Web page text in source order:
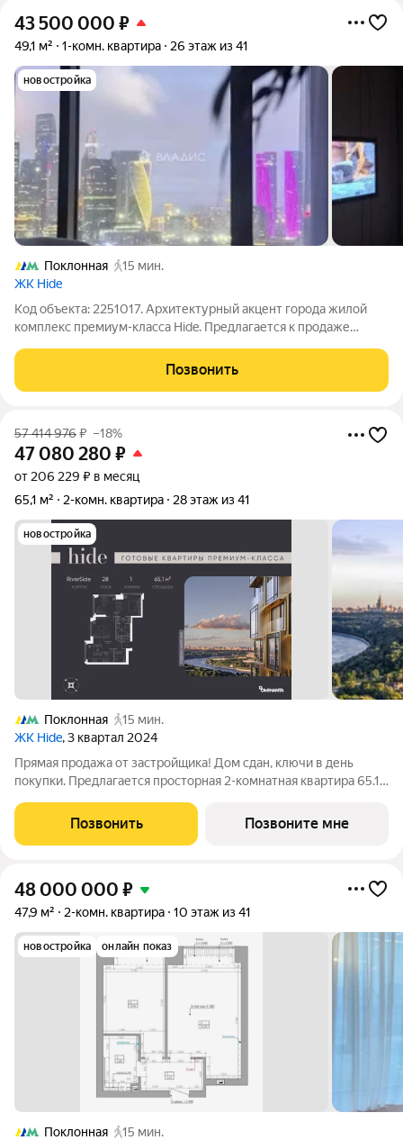
43 500 000 ₽
49,1 м² 1-комн. квартира 26 этаж из 41
новостройка
Поклонная
15 мин.
ЖК Hide
Код объекта: 2251017. Архитектурный акцент города жилой
комплекс премиум-класса Hide. Предлагается к продаже
Москва-Сити и центр города. Расположен рядом с
Воробьевской набережной, Воробьевыми
Позвонить
57 414 976₽ –18%
47 080 280 ₽
от 206 229 ₽ в месяц
65,1 м²
2-комн. квартира 28 этаж из 41
новостройка
Поклонная
15 мин.
ЖК Hide, 3 квартал 2024
Прямая продажа от застройщика! Дом сдан, ключи в день
покупки. Предлагается просторная 2-комнатная квартира 65.1
небоскребе премиум-класса от Dominanta и MR. ТОП-ВИДЫ
НА 360: Воробьевы горы,
Позвонить Позвоните мне
48 000 000 ₽
47,9 м² 2-комн. квартира 10 этаж из 41
новостройка онлайн показ
Поклонная
15 мин.